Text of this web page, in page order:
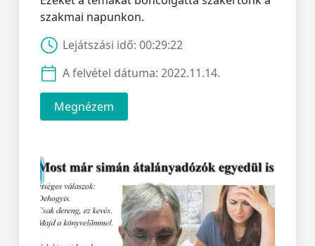
szakmai napunkon.
Lejátszási idő: 00:29:22
A felvétel dátuma: 2022.11.14.
Megnézem